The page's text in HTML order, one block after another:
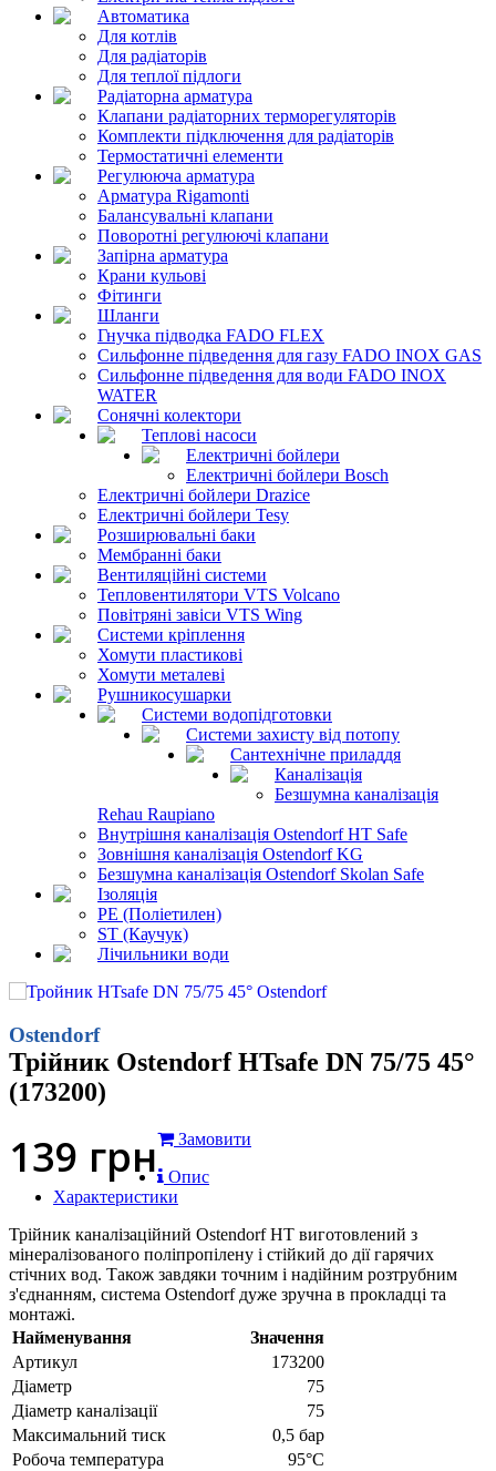
Автоматика
Для котлів
Для радіаторів
Для теплої підлоги
Радіаторна арматура
Клапани радіаторних терморегуляторів
Комплекти підключення для радіаторів
Термостатичні елементи
Регулююча арматура
Арматура Rigamonti
Балансувальні клапани
Поворотні регулюючі клапани
Запірна арматура
Крани кульові
Фітинги
Шланги
Гнучка підводка FADO FLEX
Сильфонне підведення для газу FADO INOX GAS
Сильфонне підведення для води FADO INOX
WATER
Сонячні колектори
Теплові насоси
Електричні бойлери
Електричні бойлери Bosch
Електричні бойлери Drazice
Електричні бойлери Tesy
Розширювальні баки
Мембранні баки
Вентиляційні системи
Тепловентилятори VTS Volcano
Повітряні завіси VTS Wing
Системи кріплення
Хомути пластикові
Хомути металеві
Рушникосушарки
Системи водопідготовки
Системи захисту від потопу
Сантехнічне приладдя
Каналізація
Безшумна каналізація
Rehau Raupiano
Внутрішня каналізація Ostendorf HT Safe
Зовнішня каналізація Ostendorf KG
Безшумна каналізація Ostendorf Skolan Safe
Ізоляція
PE (Поліетилен)
ST (Каучук)
Лічильники води
Ostendorf
Трійник Ostendorf HTsafe DN 75/75 45°
(173200)
139 грн
Замовити
Опис
Характеристики
Трійник каналізаційний Ostendorf HT виготовлений з
мінералізованого поліпропілену і стійкий до дії гарячих
стічних вод. Також завдяки точним і надійним розтрубним
з'єднанням, система Ostendorf дуже зручна в прокладці та
монтажі.
Найменування
Значення
Артикул
173200
Діаметр
75
Діаметр каналізації
75
Максимальний тиск
0,5 бар
Робоча температура
95°С